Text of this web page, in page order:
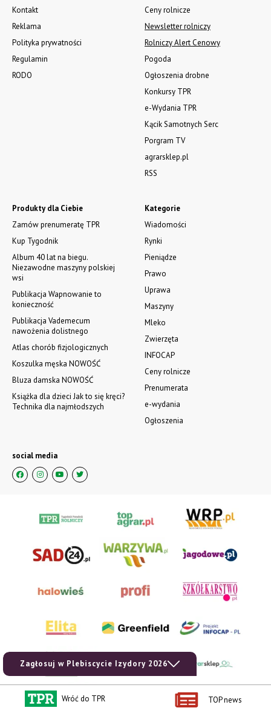
Zagłosuj w Plebiscycie Izydory 2026
Kontakt
Reklama
Polityka prywatności
Regulamin
RODO
Kategorie
Wiadomości
Rynki
Pieniądze
Prawo
Uprawa
Maszyny
Mleko
Zwierzęta
INFOCAP
Ceny rolnicze
Prenumerata
e-wydania
Ogłoszenia
Produkty dla Ciebie
Zamów prenumeratę TPR
Kup Tygodnik
Album 40 lat na biegu.
Niezawodne maszyny polskiej
wsi
Publikacja Wapnowanie to
konieczność
Publikacja Vademecum
nawożenia dolistnego
Atlas chorób fizjologicznych
Koszulka męska NOWOŚĆ
Bluza damska NOWOŚĆ
Książka dla dzieci Jak to się kręci?
Technika dla najmłodszych
Ceny rolnicze
Newsletter rolniczy
Rolniczy Alert Cenowy
Pogoda
Ogłoszenia drobne
Konkursy TPR
e-Wydania TPR
Kącik Samotnych Serc
Porgram TV
agrarsklep.pl
RSS
social media
Wróć do TPR TOP news